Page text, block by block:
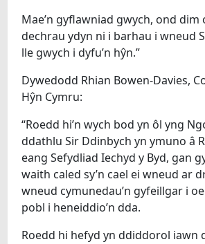
Mae’n gyflawniad gwych, ond dim
dechrau ydyn ni i barhau i wneud
lle gwych i dyfu’n hŷn.”
Dywedodd Rhian Bowen-Davies,
Hŷn Cymru:
“Roedd hi’n wych bod yn ôl yng
ddathlu Sir Ddinbych yn ymuno â
eang Sefydliad Iechyd y Byd, gan
waith caled sy’n cael ei wneud ar
wneud cymunedau’n gyfeillgar i
pobl i heneiddio’n dda.
Roedd hi hefyd yn ddiddorol iawn